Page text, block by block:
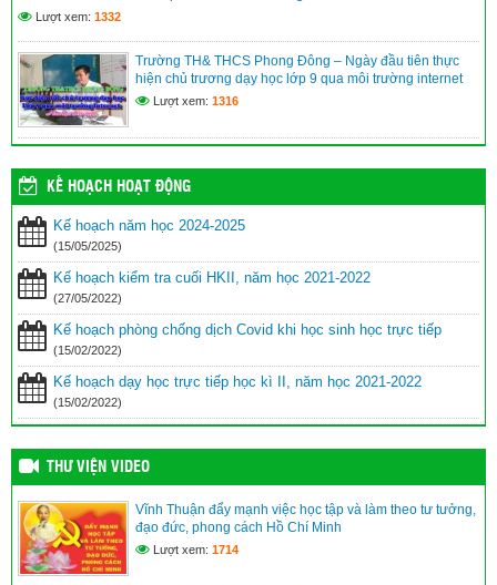
Lượt xem: 1332
Trường TH& THCS Phong Đông – Ngày đầu tiên thực
hiện chủ trương dạy học lớp 9 qua môi trường internet
Lượt xem: 1316
KẾ HOẠCH HOẠT ĐỘNG
Kế hoạch năm học 2024-2025
(15/05/2025)
Kế hoạch kiểm tra cuối HKII, năm học 2021-2022
(27/05/2022)
Kế hoạch phòng chống dịch Covid khi học sinh học trực tiếp
(15/02/2022)
Kế hoạch dạy học trực tiếp học kì II, năm học 2021-2022
(15/02/2022)
THƯ VIỆN VIDEO
Vĩnh Thuận đẩy mạnh việc học tập và làm theo tư tưởng,
đạo đức, phong cách Hồ Chí Minh
Lượt xem: 1714